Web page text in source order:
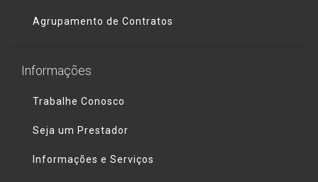
Agrupamento de Contratos
Informações
Trabalhe Conosco
Seja um Prestador
Informações e Serviços